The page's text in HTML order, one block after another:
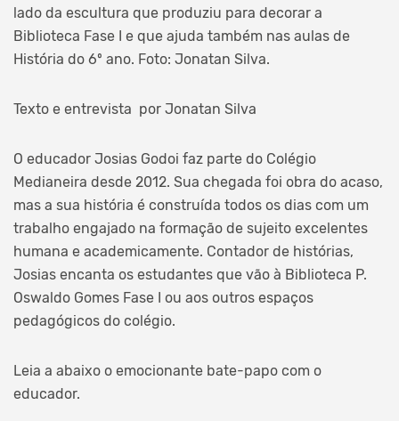
lado da escultura que produziu para decorar a
Biblioteca Fase I e que ajuda também nas aulas de
História do 6º ano. Foto: Jonatan Silva.
Texto e entrevista por Jonatan Silva
O educador Josias Godoi faz parte do Colégio
Medianeira desde 2012. Sua chegada foi obra do acaso,
mas a sua história é construída todos os dias com um
trabalho engajado na formação de sujeito excelentes
humana e academicamente. Contador de histórias,
Josias encanta os estudantes que vão à Biblioteca P.
Oswaldo Gomes Fase I ou aos outros espaços
pedagógicos do colégio.
Leia a abaixo o emocionante bate-papo com o
educador.